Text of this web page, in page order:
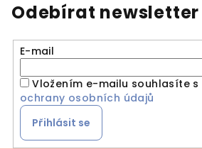
Odebírat newsletter
E-mail
Vložením e-mailu souhlasíte s
ochrany osobních údajů
Přihlásit se